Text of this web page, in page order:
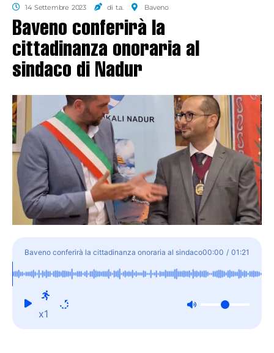
14 Settembre 2023 di t.a. Baveno
Baveno conferirà la
cittadinanza onoraria al
sindaco di Nadur
Baveno conferirà la cittadinanza onoraria al sindaco
di Nadur
00:00 / 01:21
x1